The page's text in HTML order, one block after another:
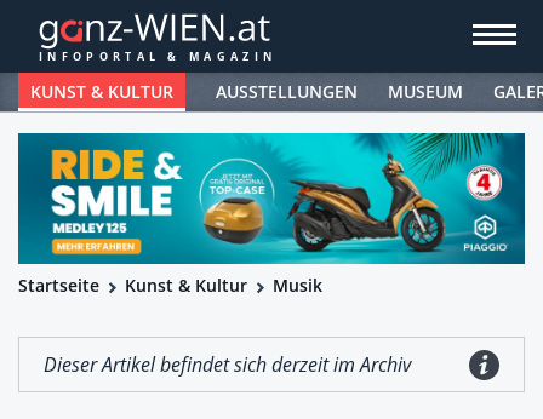
KUNST & KULTUR AUSSTELLUNGEN MUSEUM
Startseite Kunst & Kultur Musik
Dieser Artikel befindet sich derzeit im Archiv